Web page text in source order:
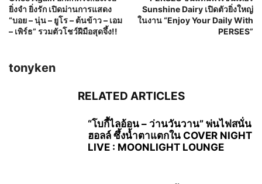
ยิ่งจำ ยิ่งรัก เปิดม่านการแสดง
“บอย – นุ่น – ยูโร – ต้นข้าว – เอม
– เพิร์ธ” รวมตัวโชว์ฝีมือสุดจึ้ง!!
Sunshine Dairy เปิดตัวยิ่งใหญ่
ในงาน “Enjoy Your Daily With
PERSES”
tonyken
RELATED ARTICLES
“โบกี้ไลอ้อน – ว่านวันวาน” พ่นไฟสนั่น
ฮอลล์ ซึ้งน้ำตาแตกใน COVER NIGHT
LIVE : MOONLIGHT LOUNGE